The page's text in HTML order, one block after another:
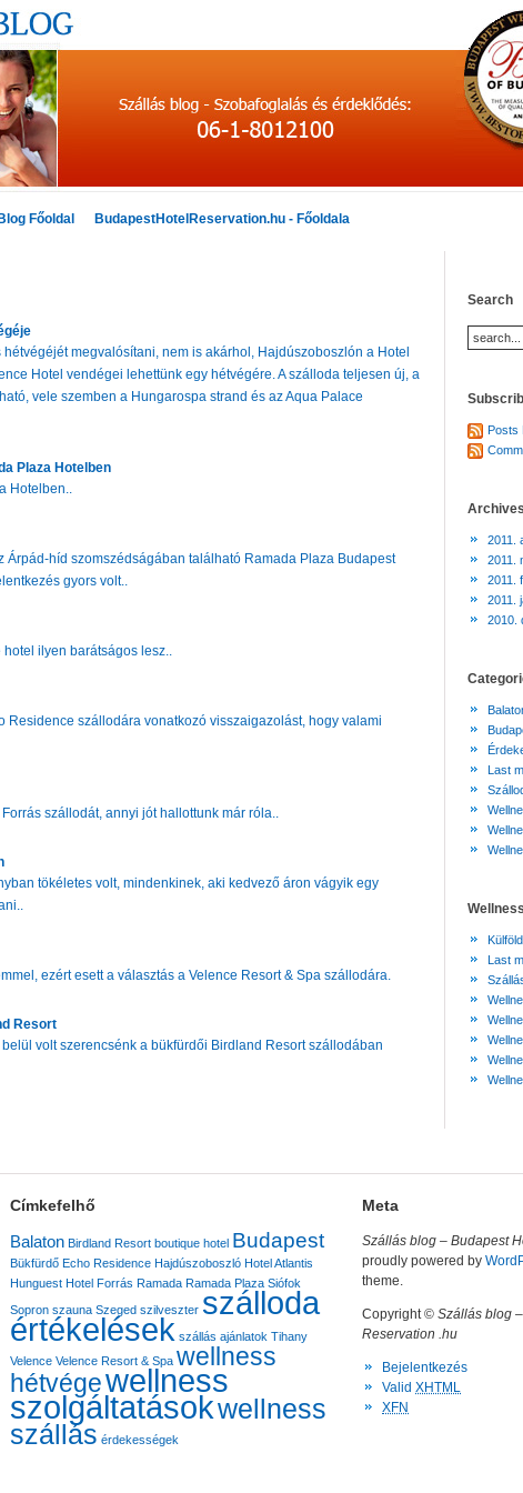
Blog Főoldal BudapestHotelReservation.hu - Főoldala
megvalósítani, nem is akárhol, Hajdúszoboszlón a Hotel
Hotel vendégei lehettünk egy hétvégére. A szálloda teljesen új, a
vele szemben a Hungarospa strand és az Aqua Palace
Plaza Hotelben
Hotelben..
Árpád-híd szomszédságában található Ramada Plaza Budapest
gyors volt..
ilyen barátságos lesz..
Residence szállodára vonatkozó visszaigazolást, hogy valami
szállodát, annyi jót hallottunk már róla..
tökéletes volt, mindenkinek, aki kedvező áron vágyik egy
ezért esett a választás a Velence Resort & Spa szállodára.
Resort
volt szerencsénk a bükfürdői Birdland Resort szállodában
Search
Posts
Archives
2011.
2011.
2011.
2011.
2010.
Last
Last
Címkefelhő
Balaton Birdland Resort boutique hotel Budapest
Bükfürdő Echo Residence Hajdúszoboszló Hotel Atlantis
Hunguest Hotel Forrás Ramada Ramada Plaza Siófok
Sopron szauna Szeged szilveszter szálloda
értékelések szállás ajánlatok Tihany
Velence Velence Resort & Spa wellness
hétvégewellness
szolgáltatásokwellness
szállás érdekességek
Meta
Szállás blog – Budapest
proudly powered by
theme.
Copyright ©Szállás blog
Reservation .hu
Bejelentkezés
ValidXHTML
XFN